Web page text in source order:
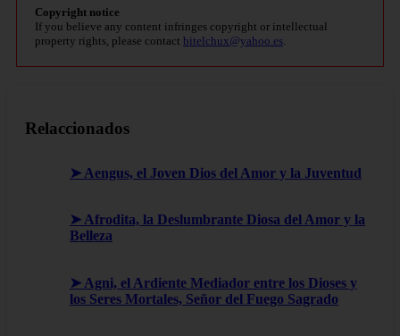
Copyright notice
If you believe any content infringes copyright or intellectual
property rights, please contact bitelchux@yahoo.es
Relaccionados
➤ Aengus, el Joven Dios del Amor y la Juventud
➤ Afrodita, la Deslumbrante Diosa del Amor y la
Belleza
➤ Agni, el Ardiente Mediador entre los Dioses y
los Seres Mortales, Señor del Fuego Sagrado